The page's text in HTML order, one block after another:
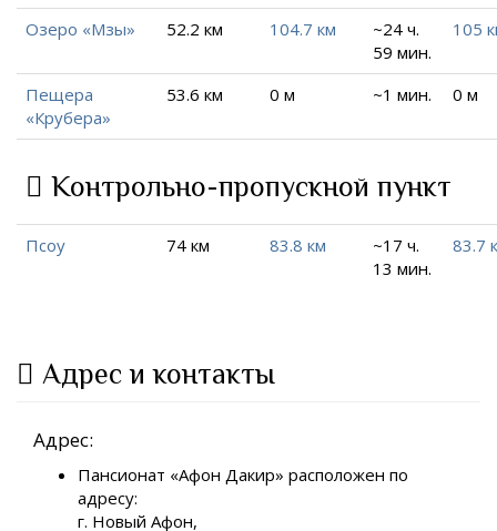
Озеро «Мзы» 52.2 км 104.7 км
~24 ч.
59 мин.
105
Пещера
«Крубера»
53.6 км 0 м ~1 мин. 0 м
Контрольно-пропускной пункт
Псоу 74 км 83.8 км
~17 ч.
13 мин.
83.7
Адрес и контакты
Адрес:
Пансионат «Афон Дакир» расположен по
адресу:
г. Новый Афон,